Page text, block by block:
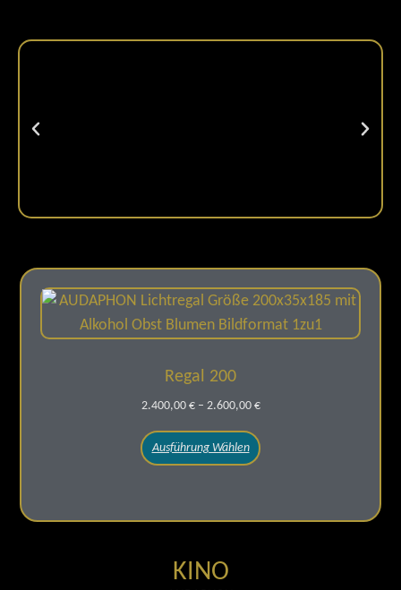
Regal 200
2.400,00 € – 2.600,00 €
Ausführung Wählen
KINO